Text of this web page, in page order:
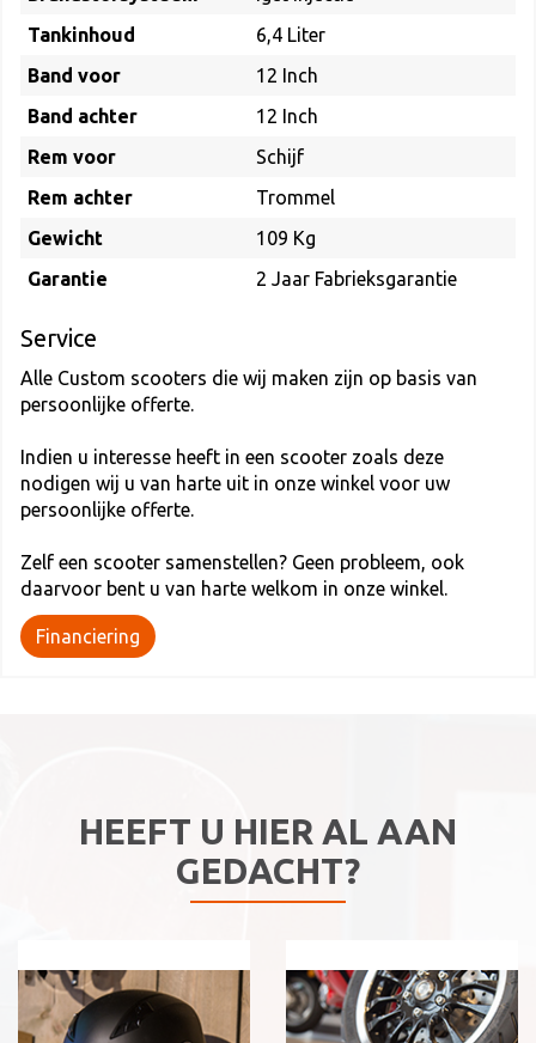
Tankinhoud
6,4 Liter
Band voor
12 Inch
Band achter
12 Inch
Rem voor
Schijf
Rem achter
Trommel
Gewicht
109 Kg
Garantie
2 Jaar Fabrieksgarantie
Service
Alle Custom scooters die wij maken zijn op basis van
persoonlijke offerte.
Indien u interesse heeft in een scooter zoals deze
nodigen wij u van harte uit in onze winkel voor uw
persoonlijke offerte.
Zelf een scooter samenstellen? Geen probleem, ook
daarvoor bent u van harte welkom in onze winkel.
Financiering
HEEFT U HIER AL AAN
GEDACHT?